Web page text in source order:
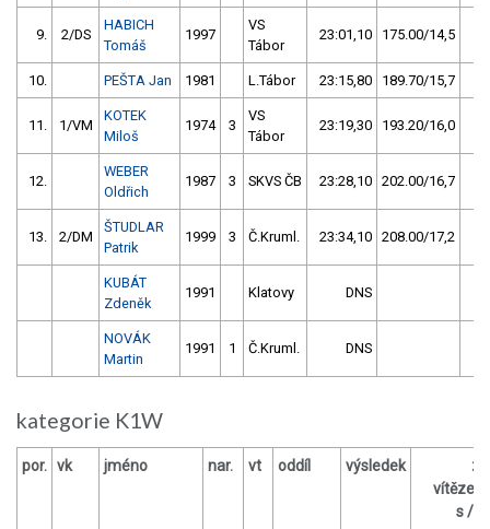
9. 2/DS
HABICH
Tomáš
1997
VS
Tábor
23:01,10 175.00/14,5
10. PEŠTA Jan 1981 L.Tábor 23:15,80 189.70/15,7
11. 1/VM
KOTEK
Miloš
1974 3
VS
Tábor
23:19,30 193.20/16,0
12.
WEBER
Oldřich
1987 3 SKVS ČB 23:28,10 202.00/16,7
13. 2/DM
ŠTUDLAR
Patrik
1999 3 Č.Kruml. 23:34,10 208.00/17,2
KUBÁT
Zdeněk
1991 Klatovy DNS
NOVÁK
Martin
1991 1 Č.Kruml. DNS
kategorie K1W
por. vk jméno nar. vt oddíl výsledek
za
vítězem
s / %